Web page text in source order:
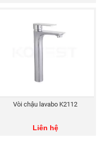
Vòi chậu lavabo K2112
Liên hệ